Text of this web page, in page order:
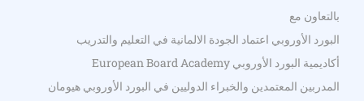
بالتعاون مع
البورد الأوروبي اعتماد الجودة الالمانية في التعليم والتدريب
أكاديمية البورد الأوروبي European Board Academy
المدربين المعتمدين والخبراء الدوليين في البورد الأوروبي هيومان